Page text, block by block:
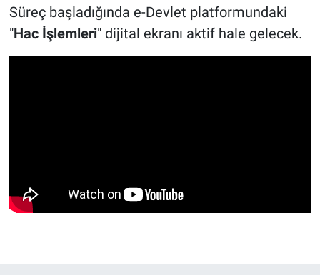
Süreç başladığında e-Devlet platformundaki
"Hac İşlemleri" dijital ekranı aktif hale gelecek.